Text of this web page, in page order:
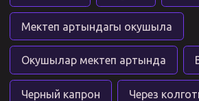
Мектеп артындагы окушыла
Окушылар мектеп артында
Черный капрон Через